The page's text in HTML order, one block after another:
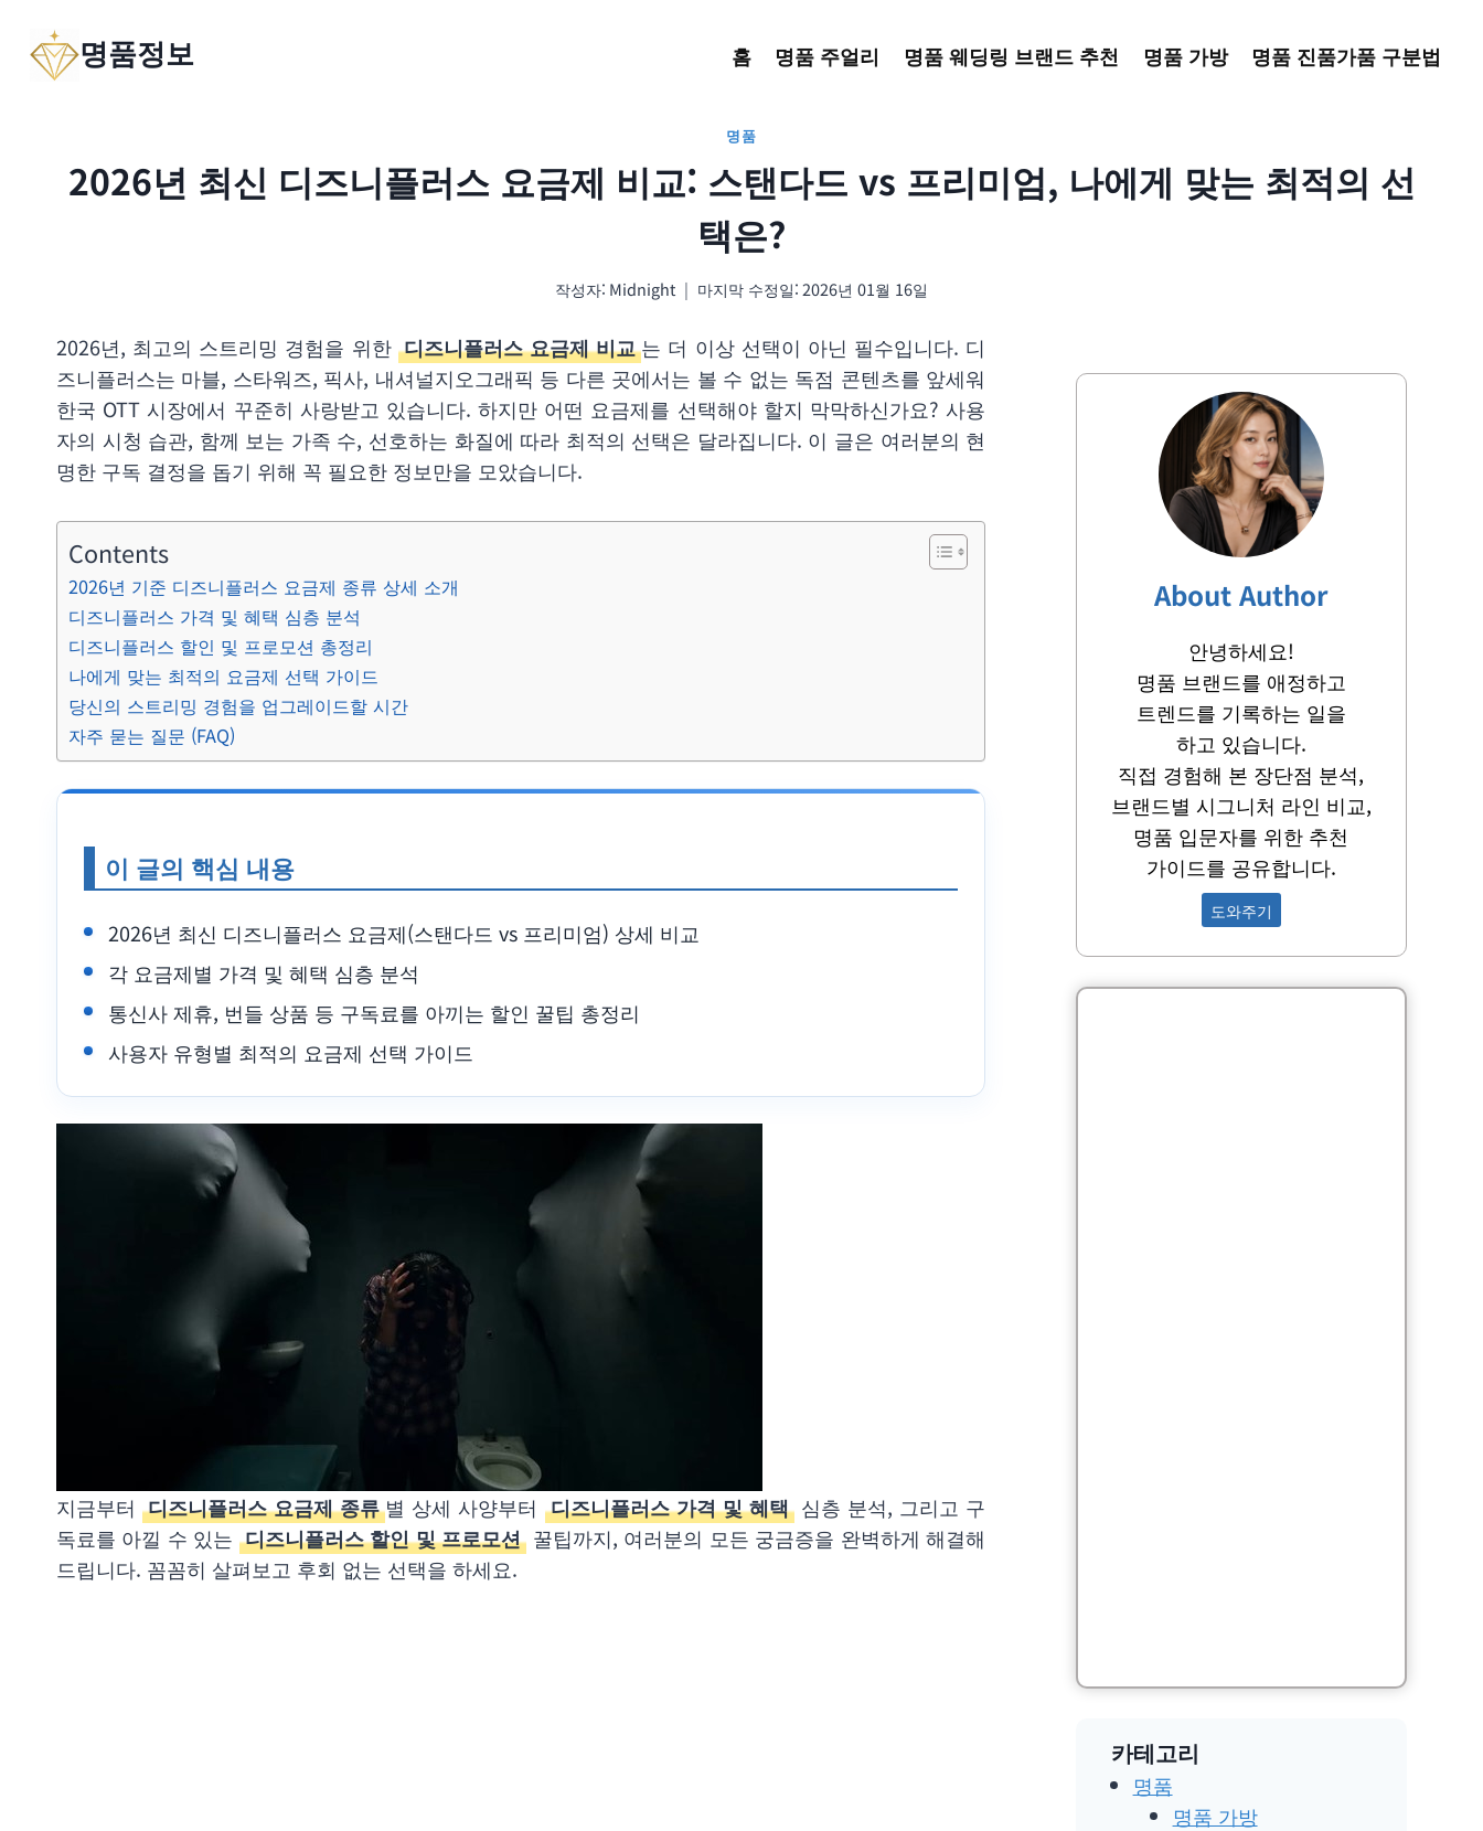
content
명품정보 홈 명품 주얼리 명품 웨딩링 브랜드 추천 명품 가방 명품 진품가품 구분법
명품
2026년 최신 디즈니플러스 요금제 비교: 스탠다드 vs 프리미엄, 나에게 맞는 최적의 선
택은?
작성자: Midnight 마지막 수정일:2026년 01월 16일
2026년, 최고의 스트리밍 경험을 위한 디즈니플러스 요금제 비교 는 더 이상 선택이 아닌 필수입니다. 디
즈니플러스는 마블, 스타워즈, 픽사, 내셔널지오그래픽 등 다른 곳에서는 볼 수 없는 독점 콘텐츠를 앞세워
한국 OTT 시장에서 꾸준히 사랑받고 있습니다. 하지만 어떤 요금제를 선택해야 할지 막막하신가요? 사용
자의 시청 습관, 함께 보는 가족 수, 선호하는 화질에 따라 최적의 선택은 달라집니다. 이 글은 여러분의 현
명한 구독 결정을 돕기 위해 꼭 필요한 정보만을 모았습니다.
Contents
2026년 기준 디즈니플러스 요금제 종류 상세 소개
디즈니플러스 가격 및 혜택 심층 분석
디즈니플러스 할인 및 프로모션 총정리
나에게 맞는 최적의 요금제 선택 가이드
당신의 스트리밍 경험을 업그레이드할 시간
자주 묻는 질문 (FAQ)
이 글의 핵심 내용
2026년 최신 디즈니플러스 요금제(스탠다드 vs 프리미엄) 상세 비교
각 요금제별 가격 및 혜택 심층 분석
통신사 제휴, 번들 상품 등 구독료를 아끼는 할인 꿀팁 총정리
사용자 유형별 최적의 요금제 선택 가이드
지금부터디즈니플러스 요금제 종류 별 상세 사양부터 디즈니플러스 가격 및 혜택심층 분석, 그리고 구
독료를 아낄 수 있는 디즈니플러스 할인 및 프로모션 꿀팁까지, 여러분의 모든 궁금증을 완벽하게 해결해
드립니다. 꼼꼼히 살펴보고 후회 없는 선택을 하세요.
About Author
안녕하세요!
명품 브랜드를 애정하고
트렌드를 기록하는 일을
하고 있습니다.
직접 경험해 본 장단점 분석,
브랜드별 시그니처 라인 비교,
명품 입문자를 위한 추천
가이드를 공유합니다.
도와주기
카테고리
명품
명품 가방